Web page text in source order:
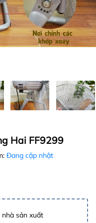
Hai FF9299
Đang cập nhật
sản xuất